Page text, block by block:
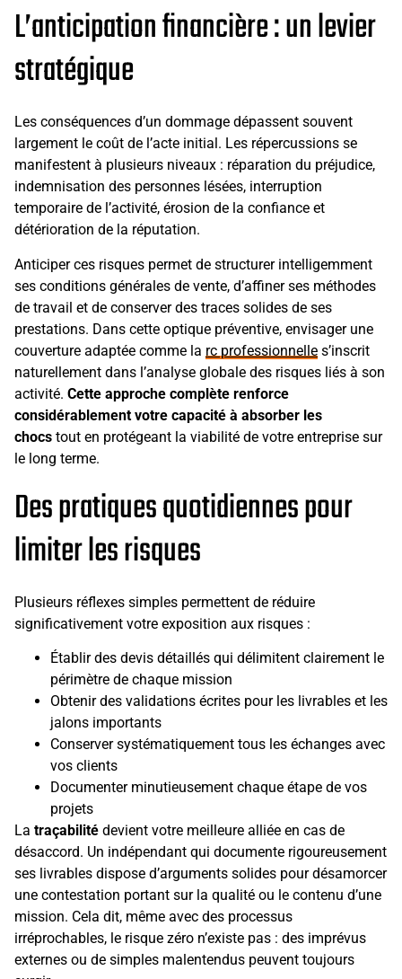
L’anticipation financière : un levier
stratégique
Les conséquences d’un dommage dépassent souvent
largement le coût de l’acte initial. Les répercussions se
manifestent à plusieurs niveaux : réparation du préjudice,
indemnisation des personnes lésées, interruption
temporaire de l’activité, érosion de la confiance et
détérioration de la réputation.
Anticiper ces risques permet de structurer intelligemment
ses conditions générales de vente, d’affiner ses méthodes
de travail et de conserver des traces solides de ses
prestations. Dans cette optique préventive, envisager une
couverture adaptée comme la rc professionnelle s’inscrit
naturellement dans l’analyse globale des risques liés à son
activité. Cette approche complète renforce
considérablement votre capacité à absorber les
chocs tout en protégeant la viabilité de votre entreprise sur
le long terme.
Des pratiques quotidiennes pour
limiter les risques
Plusieurs réflexes simples permettent de réduire
significativement votre exposition aux risques :
Établir des devis détaillés qui délimitent clairement le
périmètre de chaque mission
Obtenir des validations écrites pour les livrables et les
jalons importants
Conserver systématiquement tous les échanges avec
vos clients
Documenter minutieusement chaque étape de vos
projets
La traçabilité devient votre meilleure alliée en cas de
désaccord. Un indépendant qui documente rigoureusement
ses livrables dispose d’arguments solides pour désamorcer
une contestation portant sur la qualité ou le contenu d’une
mission. Cela dit, même avec des processus
irréprochables, le risque zéro n’existe pas : des imprévus
externes ou de simples malentendus peuvent toujours